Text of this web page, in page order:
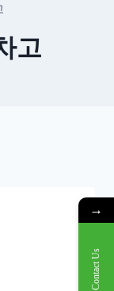
고
→
Contact Us